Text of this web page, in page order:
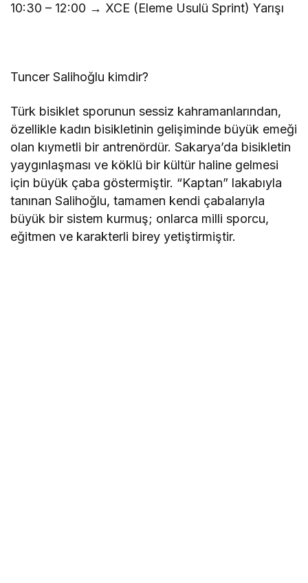
10:30 – 12:00 → XCE (Eleme Usulü Sprint) Yarışı
Tuncer Salihoğlu kimdir?
Türk bisiklet sporunun sessiz kahramanlarından,
özellikle kadın bisikletinin gelişiminde büyük emeği
olan kıymetli bir antrenördür. Sakarya’da bisikletin
yaygınlaşması ve köklü bir kültür haline gelmesi
için büyük çaba göstermiştir. “Kaptan” lakabıyla
tanınan Salihoğlu, tamamen kendi çabalarıyla
büyük bir sistem kurmuş; onlarca milli sporcu,
eğitmen ve karakterli birey yetiştirmiştir.